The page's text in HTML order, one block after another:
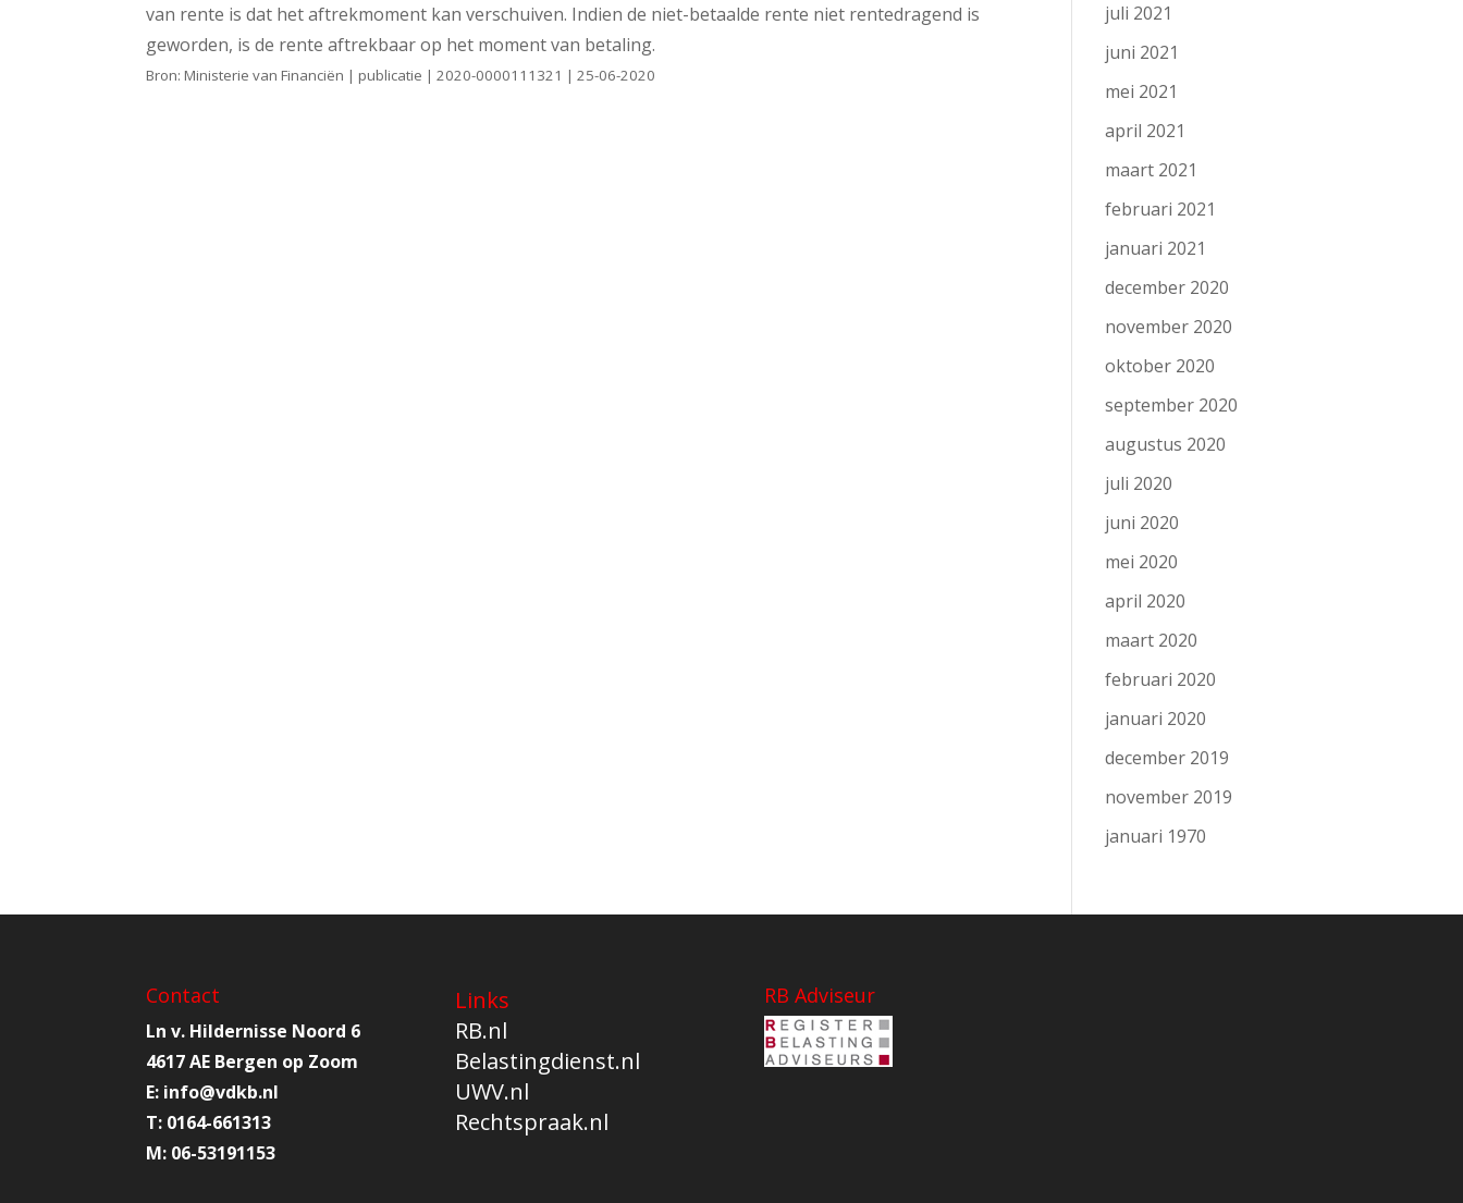
van rente is dat het aftrekmoment kan verschuiven. Indien de niet-betaalde rente niet rentedragend is
geworden, is de rente aftrekbaar op het moment van betaling.
Bron: Ministerie van Financiën | publicatie | 2020-0000111321 | 25-06-2020
juli 2021
juni 2021
mei 2021
april 2021
maart 2021
februari 2021
januari 2021
december 2020
november 2020
oktober 2020
september 2020
augustus 2020
juli 2020
juni 2020
mei 2020
april 2020
maart 2020
februari 2020
januari 2020
december 2019
november 2019
januari 1970
Contact
Ln v. Hildernisse Noord 6
4617 AE Bergen op Zoom
E: info@vdkb.nl
T: 0164-661313
M: 06-53191153
Links
RB.nl
Belastingdienst.nl
UWV.nl
Rechtspraak.nl
RB Adviseur